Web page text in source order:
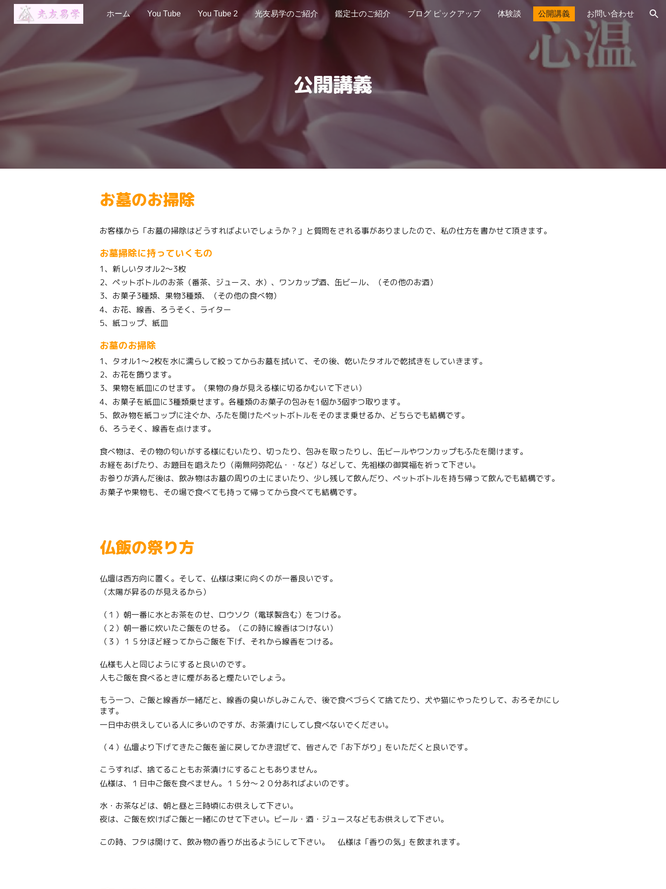
Skip to main content Skip to navigation
ホーム You Tube You Tube 2 光友易学のご紹介 鑑定士のご紹介 ブログ ピックアップ 体験談 公開講義 お問い合わせ
公開講義
お墓のお掃除
お客様から「お墓の掃除はどうすればよいでしょうか？」と質問をされる事がありましたので、私の仕方を書かせて頂きます。
お墓掃除に持っていくもの
1、新しいタオル2～3枚
2、ペットボトルのお茶（番茶、ジュース、水）、ワンカップ酒、缶ビール、（その他のお酒）
3、お菓子3種類、果物3種類、（その他の食べ物）
4、お花、線香、ろうそく、ライター
5、紙コップ、紙皿
お墓のお掃除
1、タオル1～2枚を水に濡らして絞ってからお墓を拭いて、その後、乾いたタオルで乾拭きをしていきます。
2、お花を飾ります。
3、果物を紙皿にのせます。（果物の身が見える様に切るかむいて下さい）
4、お菓子を紙皿に3種類乗せます。各種類のお菓子の包みを1個か3個ずつ取ります。
5、飲み物を紙コップに注ぐか、ふたを開けたペットボトルをそのまま乗せるか、どちらでも結構です。
6、ろうそく、線香を点けます。
食べ物は、その物の匂いがする様にむいたり、切ったり、包みを取ったりし、缶ビールやワンカップもふたを開けます。
お経をあげたり、お題目を唱えたり（南無阿弥陀仏・・など）などして、先祖様の御冥福を祈って下さい。
お参りが済んだ後は、飲み物はお墓の周りの土にまいたり、少し残して飲んだり、ペットボトルを持ち帰って飲んでも結構です。
お菓子や果物も、その場で食べても持って帰ってから食べても結構です。
仏飯の祭り方
仏壇は西方向に置く。そして、仏様は東に向くのが一番良いです。
（太陽が昇るのが見えるから）
（１）朝一番に水とお茶をのせ、ロウソク（電球製含む）をつける。
（２）朝一番に炊いたご飯をのせる。（この時に線香はつけない）
（３）１５分ほど経ってからご飯を下げ、それから線香をつける。
仏様も人と同じようにすると良いのです。
人もご飯を食べるときに煙があると煙たいでしょう。
もう一つ、ご飯と線香が一緒だと、線香の臭いがしみこんで、後で食べづらくて捨てたり、犬や猫にやったりして、おろそかにし
ます。
一日中お供えしている人に多いのですが、お茶漬けにしてし食べないでください。
（４）仏壇より下げてきたご飯を釜に戻してかき混ぜて、皆さんで「お下がり」をいただくと良いです。
こうすれば、捨てることもお茶漬けにすることもありません。
仏様は、１日中ご飯を食べません。１５分～２０分あればよいのです。
水・お茶などは、朝と昼と三時頃にお供えして下さい。
夜は、ご飯を炊けばご飯と一緒にのせて下さい。ビール・酒・ジュースなどもお供えして下さい。
この時、フタは開けて、飲み物の香りが出るようにして下さい。 仏様は「香りの気」を飲まれます。